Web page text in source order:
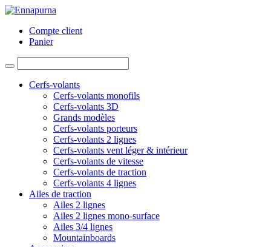
Compte client
Panier
Cerfs-volants
Cerfs-volants monofils
Cerfs-volants 3D
Grands modèles
Cerfs-volants porteurs
Cerfs-volants 2 lignes
Cerfs-volants vent léger & intérieur
Cerfs-volants de vitesse
Cerfs-volants de traction
Cerfs-volants 4 lignes
Ailes de traction
Ailes 2 lignes
Ailes 2 lignes mono-surface
Ailes 3/4 lignes
Mountainboards